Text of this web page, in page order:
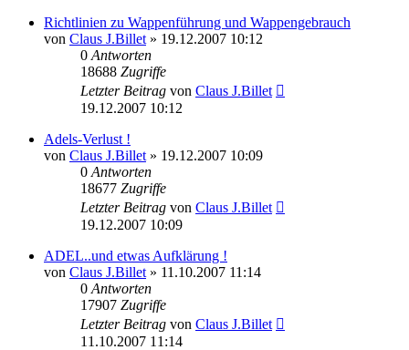
Richtlinien zu Wappenführung und Wappengebrauch
von Claus J.Billet » 19.12.2007 10:12
0 Antworten
18688 Zugriffe
Letzter Beitrag von Claus J.Billet
19.12.2007 10:12
Adels-Verlust !
von Claus J.Billet » 19.12.2007 10:09
0 Antworten
18677 Zugriffe
Letzter Beitrag von Claus J.Billet
19.12.2007 10:09
ADEL..und etwas Aufklärung !
von Claus J.Billet » 11.10.2007 11:14
0 Antworten
17907 Zugriffe
Letzter Beitrag von Claus J.Billet
11.10.2007 11:14